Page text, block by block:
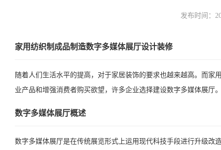
发布时间：
家用纺织制成品制造数字多媒体展厅设计装修
随着人们生活水平的提高，对于家居装饰的要求也越来越高。而
业产品和增强消费者购买欲望，许多企业选择建设数字多媒体展厅
数字多媒体展厅概述
数字多媒体展厅是在传统展览形式上运用现代科技手段进行升级改